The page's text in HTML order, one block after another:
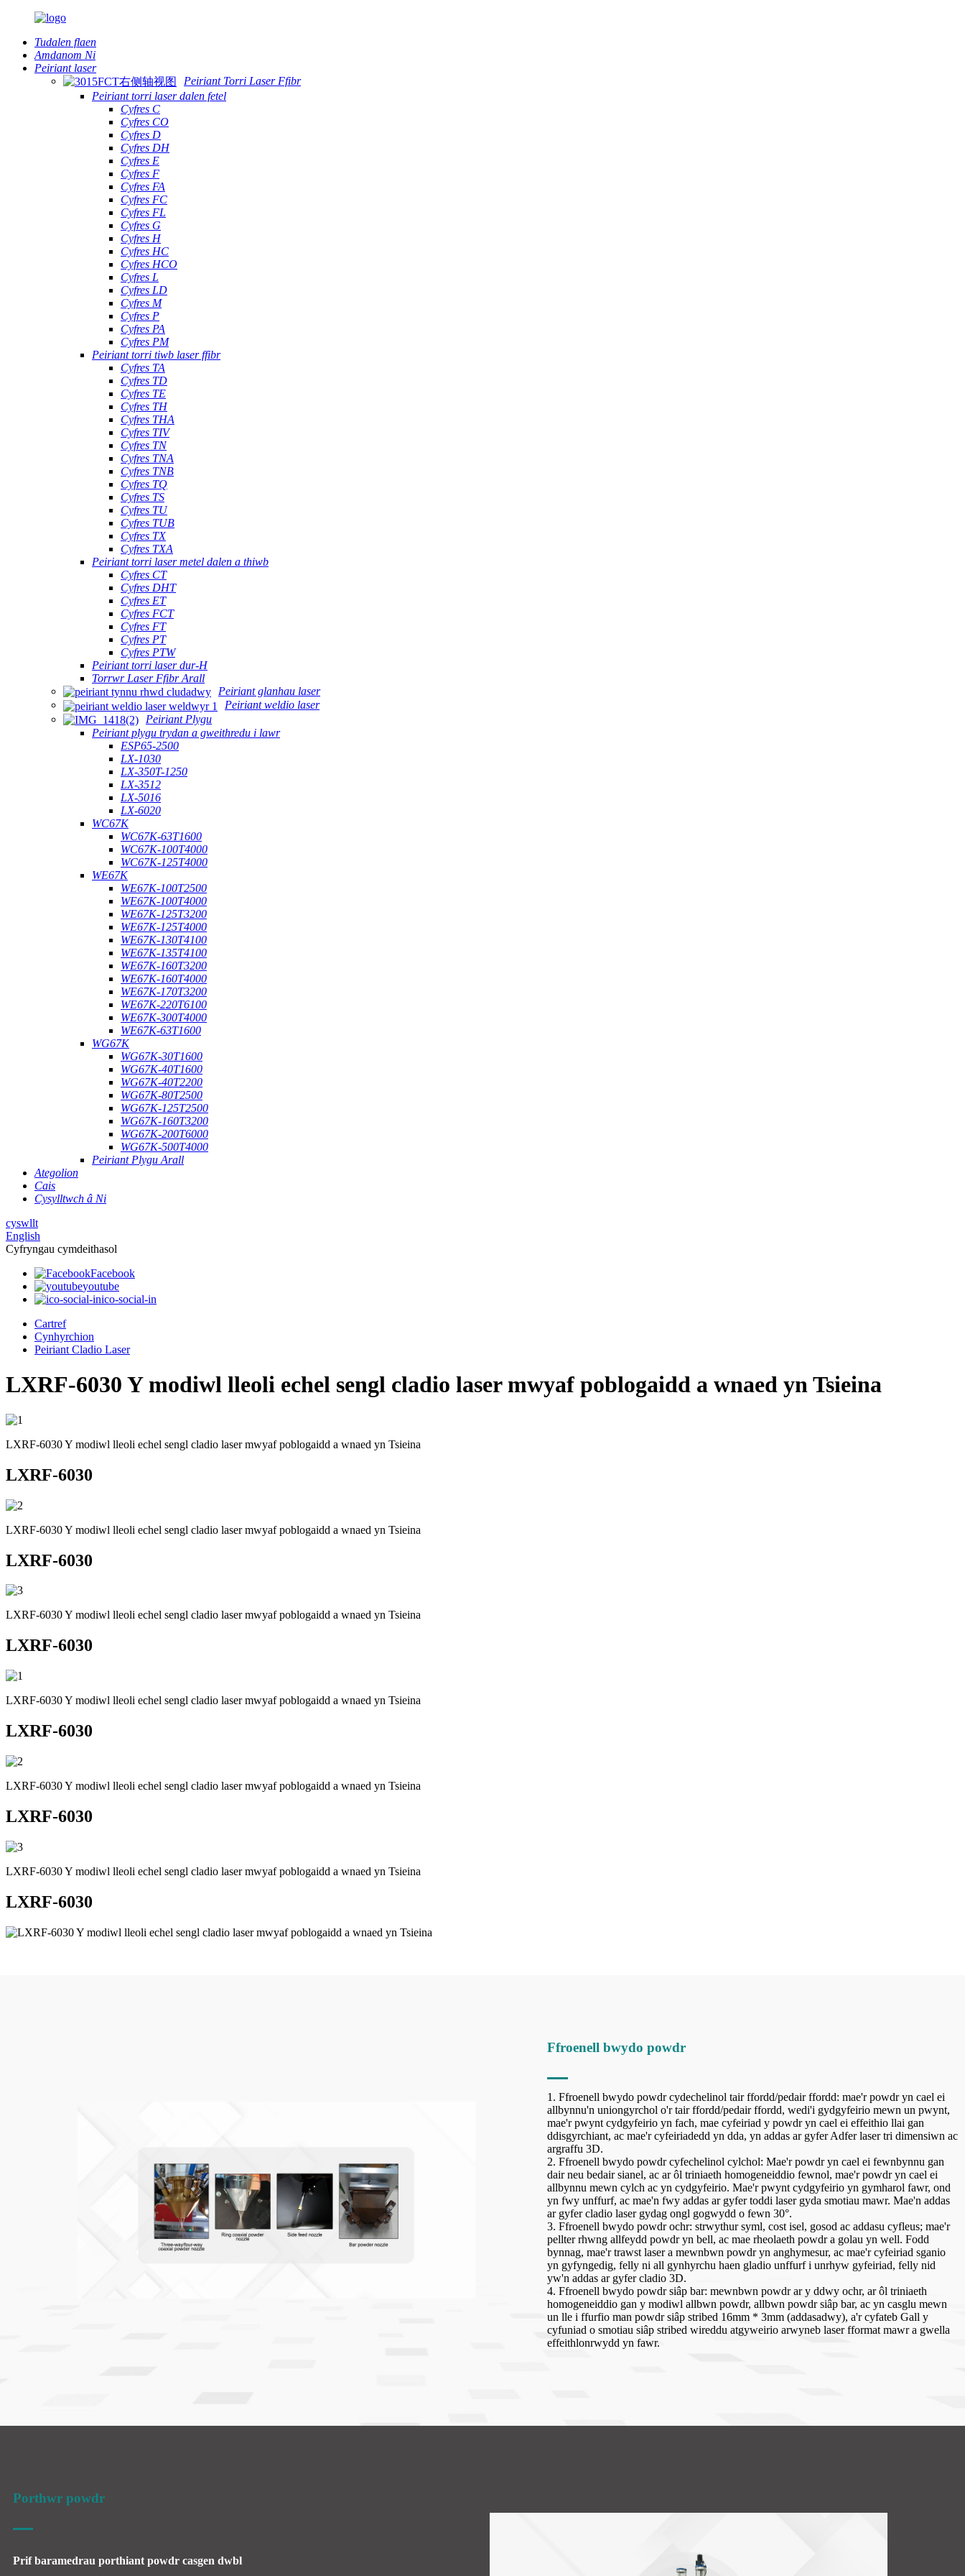
Tudalen flaen
Amdanom Ni
Peiriant laser
Peiriant Torri Laser Ffibr
Peiriant torri laser dalen fetel
Cyfres C
Cyfres CO
Cyfres D
Cyfres DH
Cyfres E
Cyfres F
Cyfres FA
Cyfres FC
Cyfres FL
Cyfres G
Cyfres H
Cyfres HC
Cyfres HCO
Cyfres L
Cyfres LD
Cyfres M
Cyfres P
Cyfres PA
Cyfres PM
Peiriant torri tiwb laser ffibr
Cyfres TA
Cyfres TD
Cyfres TE
Cyfres TH
Cyfres THA
Cyfres TIV
Cyfres TN
Cyfres TNA
Cyfres TNB
Cyfres TQ
Cyfres TS
Cyfres TU
Cyfres TUB
Cyfres TX
Cyfres TXA
Peiriant torri laser metel dalen a thiwb
Cyfres CT
Cyfres DHT
Cyfres ET
Cyfres FCT
Cyfres FT
Cyfres PT
Cyfres PTW
Peiriant torri laser dur-H
Torrwr Laser Ffibr Arall
Peiriant glanhau laser
Peiriant weldio laser
Peiriant Plygu
Peiriant plygu trydan a gweithredu i lawr
ESP65-2500
LX-1030
LX-350T-1250
LX-3512
LX-5016
LX-6020
WC67K
WC67K-63T1600
WC67K-100T4000
WC67K-125T4000
WE67K
WE67K-100T2500
WE67K-100T4000
WE67K-125T3200
WE67K-125T4000
WE67K-130T4100
WE67K-135T4100
WE67K-160T3200
WE67K-160T4000
WE67K-170T3200
WE67K-220T6100
WE67K-300T4000
WE67K-63T1600
WG67K
WG67K-30T1600
WG67K-40T1600
WG67K-40T2200
WG67K-80T2500
WG67K-125T2500
WG67K-160T3200
WG67K-200T6000
WG67K-500T4000
Peiriant Plygu Arall
Ategolion
Cais
Cysylltwch â Ni
cyswllt
English
Cyfryngau cymdeithasol
Facebook
youtube
ico-social-in
Cartref
Cynhyrchion
Peiriant Cladio Laser
LXRF-6030 Y modiwl lleoli echel sengl cladio laser mwyaf poblogaidd a wnaed yn Tsieina
LXRF-6030 Y modiwl lleoli echel sengl cladio laser mwyaf poblogaidd a wnaed yn Tsieina
LXRF-6030
LXRF-6030 Y modiwl lleoli echel sengl cladio laser mwyaf poblogaidd a wnaed yn Tsieina
LXRF-6030
LXRF-6030 Y modiwl lleoli echel sengl cladio laser mwyaf poblogaidd a wnaed yn Tsieina
LXRF-6030
LXRF-6030 Y modiwl lleoli echel sengl cladio laser mwyaf poblogaidd a wnaed yn Tsieina
LXRF-6030
LXRF-6030 Y modiwl lleoli echel sengl cladio laser mwyaf poblogaidd a wnaed yn Tsieina
LXRF-6030
LXRF-6030 Y modiwl lleoli echel sengl cladio laser mwyaf poblogaidd a wnaed yn Tsieina
LXRF-6030
Ffroenell bwydo powdr
1. Ffroenell bwydo powdr cydechelinol tair ffordd/pedair ffordd: mae'r powdr yn cael ei
allbynnu'n uniongyrchol o'r tair ffordd/pedair ffordd, wedi'i gydgyfeirio mewn un pwynt,
mae'r pwynt cydgyfeirio yn fach, mae cyfeiriad y powdr yn cael ei effeithio llai gan
ddisgyrchiant, ac mae'r cyfeiriadedd yn dda, yn addas ar gyfer Adfer laser tri dimensiwn ac
argraffu 3D.
2. Ffroenell bwydo powdr cyfechelinol cylchol: Mae'r powdr yn cael ei fewnbynnu gan
dair neu bedair sianel, ac ar ôl triniaeth homogeneiddio fewnol, mae'r powdr yn cael ei
allbynnu mewn cylch ac yn cydgyfeirio. Mae'r pwynt cydgyfeirio yn gymharol fawr, ond
yn fwy unffurf, ac mae'n fwy addas ar gyfer toddi laser gyda smotiau mawr. Mae'n addas
ar gyfer cladio laser gydag ongl gogwydd o fewn 30°.
3. Ffroenell bwydo powdr ochr: strwythur syml, cost isel, gosod ac addasu cyfleus; mae'r
pellter rhwng allfeydd powdr yn bell, ac mae rheolaeth powdr a golau yn well. Fodd
bynnag, mae'r trawst laser a mewnbwn powdr yn anghymesur, ac mae'r cyfeiriad sganio
yn gyfyngedig, felly ni all gynhyrchu haen gladio unffurf i unrhyw gyfeiriad, felly nid
yw'n addas ar gyfer cladio 3D.
4. Ffroenell bwydo powdr siâp bar: mewnbwn powdr ar y ddwy ochr, ar ôl triniaeth
homogeneiddio gan y modiwl allbwn powdr, allbwn powdr siâp bar, ac yn casglu mewn
un lle i ffurfio man powdr siâp stribed 16mm * 3mm (addasadwy), a'r cyfateb Gall y
cyfuniad o smotiau siâp stribed wireddu atgyweirio arwyneb laser fformat mawr a gwella
effeithlonrwydd yn fawr.
Porthwr powdr
Prif baramedrau porthiant powdr casgen dwbl